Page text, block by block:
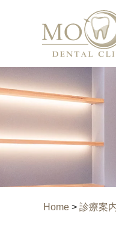
Home > 診療案